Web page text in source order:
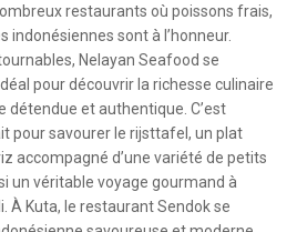
restaurants où poissons frais,
sont à l’honneur.
Nelayan Seafood se
pour découvrir la richesse culinaire
détendue et authentique. C’est
pour savourer le rijsttafel, un plat
accompagné d’une variété de petits
un véritable voyage gourmand à
À Kuta, le restaurant Sendok se